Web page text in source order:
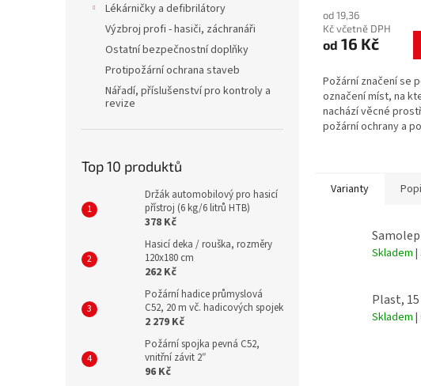
Lékárničky a defibrilátory
Výzbroj profi - hasiči, záchranáři
Ostatní bezpečnostní doplňky
Protipožární ochrana staveb
Nářadí, příslušenství pro kontroly a
revize
Top 10 produktů
Držák automobilový pro hasicí
přístroj (6 kg/6 litrů HTB)
378 Kč
Hasicí deka / rouška, rozměry
120x180 cm
262 Kč
Požární hadice průmyslová
C52, 20 m vč. hadicových spojek
2 279 Kč
Požární spojka pevná C52,
vnitřní závit 2″
96 Kč
od 19,36
Kč včetně DPH
od 16 Kč
Požární značení se
označení míst, na
nachází věcné
požární ochrany a
Varianty
Skladem |
Plast,
Skladem |